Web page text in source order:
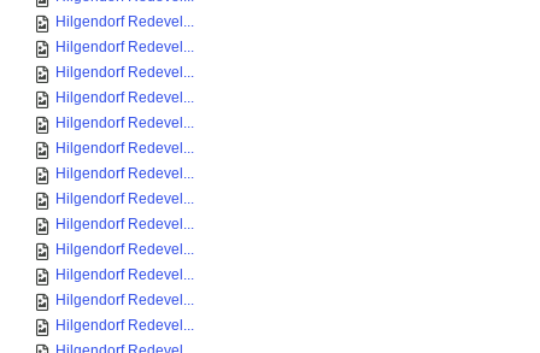
Hilgendorf Redevel...
Hilgendorf Redevel...
Hilgendorf Redevel...
Hilgendorf Redevel...
Hilgendorf Redevel...
Hilgendorf Redevel...
Hilgendorf Redevel...
Hilgendorf Redevel...
Hilgendorf Redevel...
Hilgendorf Redevel...
Hilgendorf Redevel...
Hilgendorf Redevel...
Hilgendorf Redevel...